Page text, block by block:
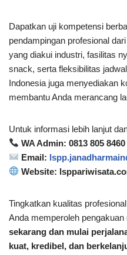
Dapatkan uji kompetensi
pendampingan profesional
yang diakui industri, fasilitas
snack, serta fleksibilitas
Indonesia juga menyediakan
membantu Anda merancang
Untuk informasi lebih lanjut
WA Admin: 0813 805 8460
Email:
Website:
Tingkatkan kualitas
Anda memperoleh pengakuan
sekarang dan mulai
kuat, kredibel, dan